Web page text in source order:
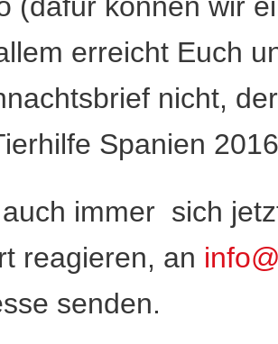
erreicht Euch
nicht,
Spanien
immer sich
reagieren, an
senden.